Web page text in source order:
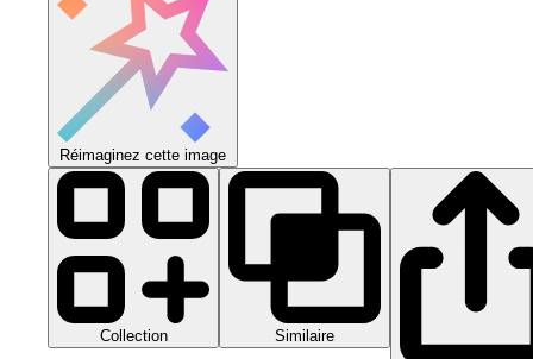
Réimaginez cette image
Collection Similaire